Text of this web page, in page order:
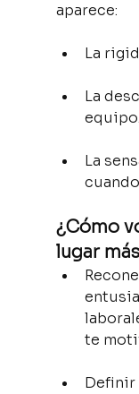
aparece:
La
La
equipo.
La
¿Cómo
lugar
te
Definir